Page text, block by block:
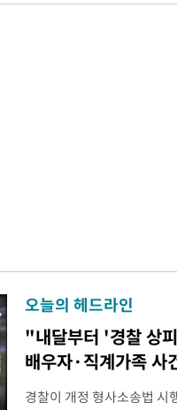
오늘의 헤드라인
"내달부터 '경찰 상
배우자·직계가족 사
경찰이 개정 형사소송법 시